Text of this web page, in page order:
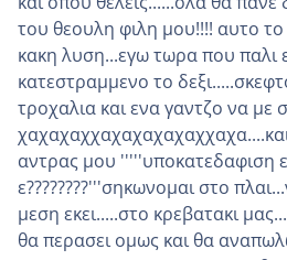
του θεουλη φιλη μου!!!! αυτο το
κακη λυση...εγω τωρα που παλι
κατεστραμμενο το
τροχαλια και ενα γαντζο να με
αντρας μου '''''υποκατεδαφιση
ε????????'''σηκωνομαι στο
μεση εκει.....στο κρεβατακι
θα περασει ομως και θα